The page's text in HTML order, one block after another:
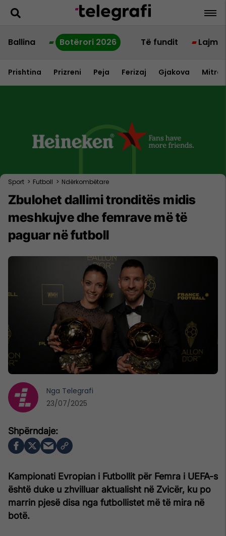
Ballina Botërori 2026 Të fundit Lajme
Prishtina Prizreni Peja Ferizaj Gjakova
Sport > Futboll > Ndërkombëtare
Zbulohet dallimi tronditës midis
meshkujve dhe femrave më të
paguar në futboll
Kampionati Evropian i Futbollit për Femra i UEFA-s
është duke u zhvilluar aktualisht në Zvicër, ku po
marrin pjesë disa nga futbollistet më të mira në
botë.
Nga Telegrafi
23/07/2025